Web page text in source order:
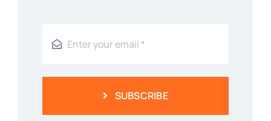
SUBSCRIBE